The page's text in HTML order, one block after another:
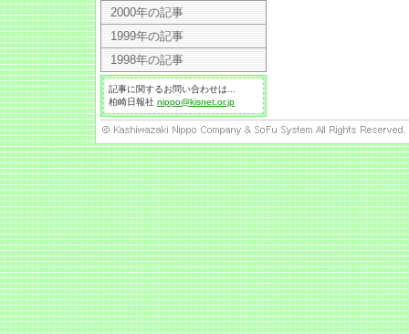
2000年の記事
1999年の記事
1998年の記事
記事に関するお問い合わせは...
柏崎日報社 nippo@kisnet.or.jp